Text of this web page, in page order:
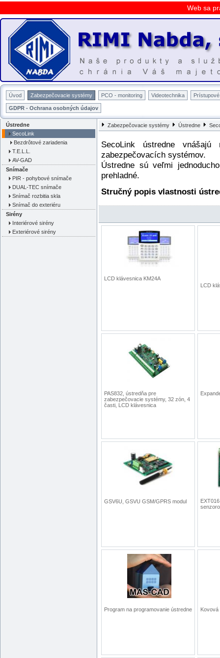
Web sa
Úvod Zabezpečovacie systémy PCO - monitoring Videotechnika
GDPR - Ochrana osobných údajov
Ústredne
SecoLink
Bezdrôtové zariadenia
T.E.L.L.
AV-GAD
Snímače
PIR - pohybové snímače
DUAL-TEC snímače
Snímač rozbitia skla
Snímač do exteriéru
Sirény
Interiérové sirény
Exteriérové sirény
Zabezpečovacie systémy Ústredne
SecoLink ústredne
zabezpečovacích systémov.
Ústredne sú veľmi
prehladné.
Stručný popis vlastnosti
LCD klávesnica KM24A
LCD
PAS832, ústredňa pre
zabezpečovacie systémy, 32 zón, 4
časti, LCD klávesnica
GSV6U, GSVU GSM/GPRS modul
Program na programovanie ústredne